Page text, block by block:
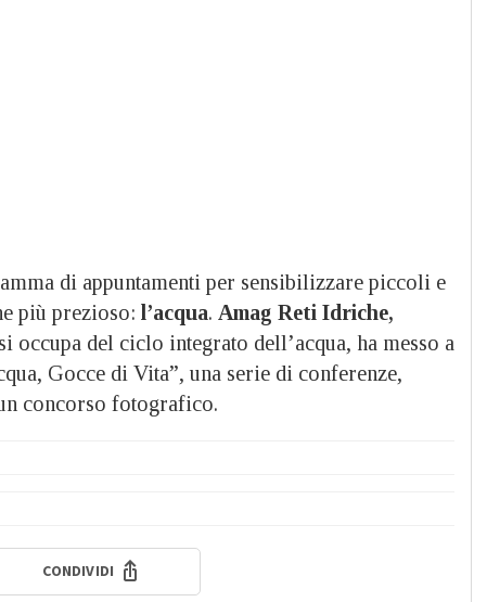
di appuntamenti per sensibilizzare piccoli e
più prezioso: l’acqua. Amag Reti Idriche,
occupa del ciclo integrato dell’acqua, ha messo a
Gocce di Vita”, una serie di conferenze,
concorso fotografico.
CONDIVIDI